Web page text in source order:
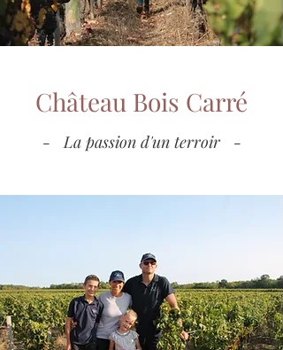
Château Bois Carré
- La passion d'un terroir -